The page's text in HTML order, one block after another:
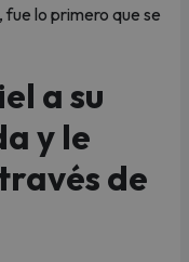
lo primero que se
a su
y le
de